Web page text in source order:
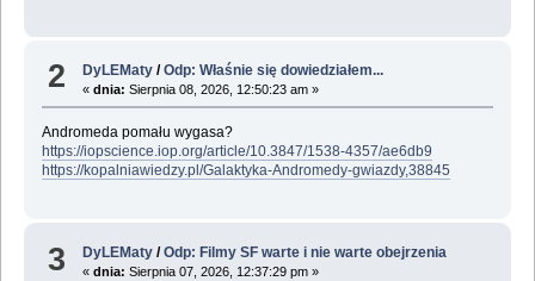
2 DyLEMaty /Odp: Właśnie się dowiedziałem...
«dnia: Sierpnia 08, 2026, 12:50:23 am »
Andromeda pomału wygasa?
https://iopscience.iop.org/article/10.3847/1538-4357/ae6db9
https://kopalniawiedzy.pl/Galaktyka-Andromedy-gwiazdy,38845
3 DyLEMaty /Odp: Filmy SF warte i nie warte obejrzenia
«dnia: Sierpnia 07, 2026, 12:37:29 pm »